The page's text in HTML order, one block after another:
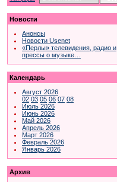
Новости
Анонсы
Новости Usenet
«Перлы» телевидения, радио и
прессы о музыке…
Календарь
Август 2026
02 03 05 06 07 08
Июль 2026
Июнь 2026
Май 2026
Апрель 2026
Март 2026
Февраль 2026
Январь 2026
Архив